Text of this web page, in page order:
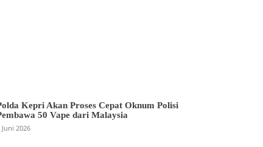
Kepri Akan Proses Cepat Oknum Polisi
50 Vape dari Malaysia
Juni 2026